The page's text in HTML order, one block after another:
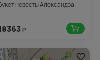
невесты Александра
₽